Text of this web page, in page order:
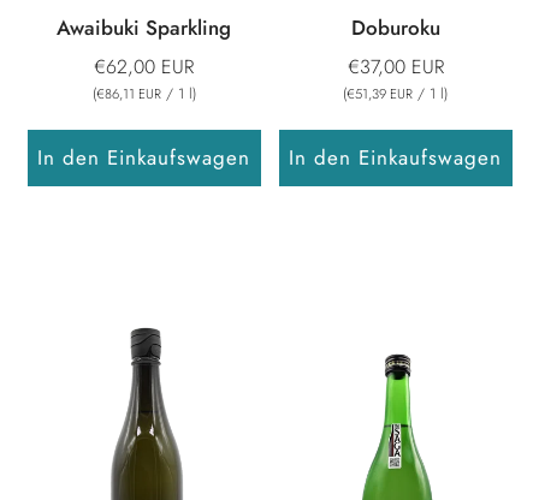
Awaibuki Sparkling
€62,00 EUR
(€86,11 EUR / 1 l)
In den Einkaufswagen
Doburoku
€37,00 EUR
(€51,39 EUR / 1 l)
In den Einkaufswagen